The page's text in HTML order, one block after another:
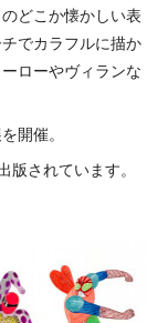
どこか懐かしい表
でカラフルに描か
ローやヴィランな
開催。
されています。